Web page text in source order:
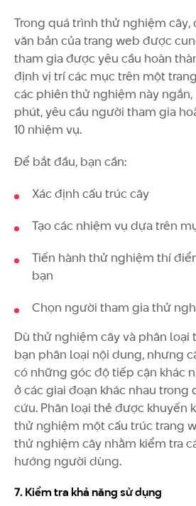
Trong quá trình thử nghiệm cây,
văn bản của trang web được
tham gia được yêu cầu hoàn
định vị trí các mục trên một
các phiên thử nghiệm này ngắn,
phút, yêu cầu người tham gia
10 nhiệm vụ.
Để bắt đầu, bạn cần:
Xác định cấu trúc cây
Tạo các nhiệm vụ dựa trên
Tiến hành thử nghiệm thí
bạn
Chọn người tham gia thử
Dù thử nghiệm cây và phân
bạn phân loại nội dung, nhưng
có những góc độ tiếp cận khác
ở các giai đoạn khác nhau trong
cứu. Phân loại thẻ được khuyến
thử nghiệm một cấu trúc trang
thử nghiệm cây nhằm kiểm tra
hướng người dùng.
7. Kiểm tra khả năng sử dụng